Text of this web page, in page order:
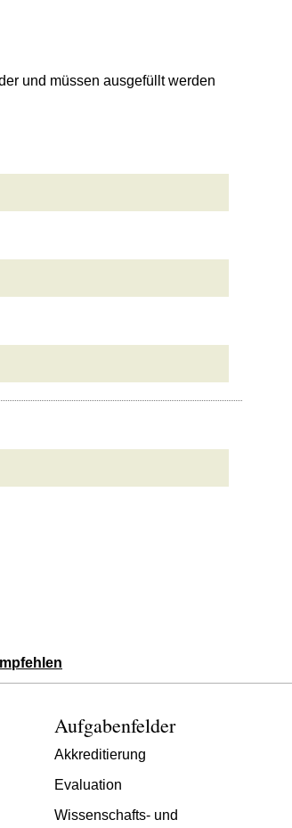
und müssen ausgefüllt werden
Aufgabenfelder
Akkreditierung
Evaluation
Wissenschafts- und